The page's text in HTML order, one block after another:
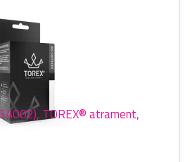
TOREX® atrament,